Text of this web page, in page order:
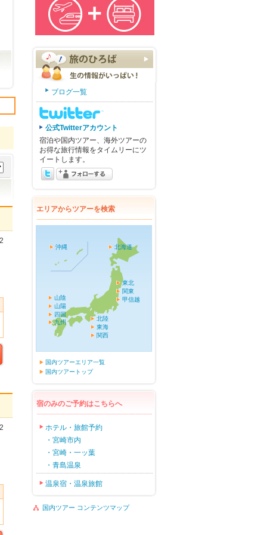
ブログ一覧
公式Twitterアカウント
宿泊や国内ツアー、海外ツアーの
お得な旅行情報をタイムリーにツ
イートします。
エリアからツアーを検索
北海道
東北
関東
甲信越
北陸
東海
関西
山陰
山陽
四国
九州
沖縄
国内ツアーエリア一覧
国内ツアートップ
宿のみのご予約はこちらへ
ホテル・旅館予約
・宮崎市内
・宮崎・一ッ葉
・青島温泉
温泉宿・温泉旅館
国内ツアー コンテンツマップ